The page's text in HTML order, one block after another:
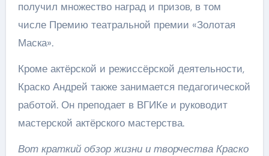
получил множество наград и призов, в том
числе Премию театральной премии «Золотая
Маска».
Кроме актёрской и режиссёрской деятельности,
Краско Андрей также занимается педагогической
работой. Он преподает в ВГИКе и руководит
мастерской актёрского мастерства.
Вот краткий обзор жизни и творчества Краско